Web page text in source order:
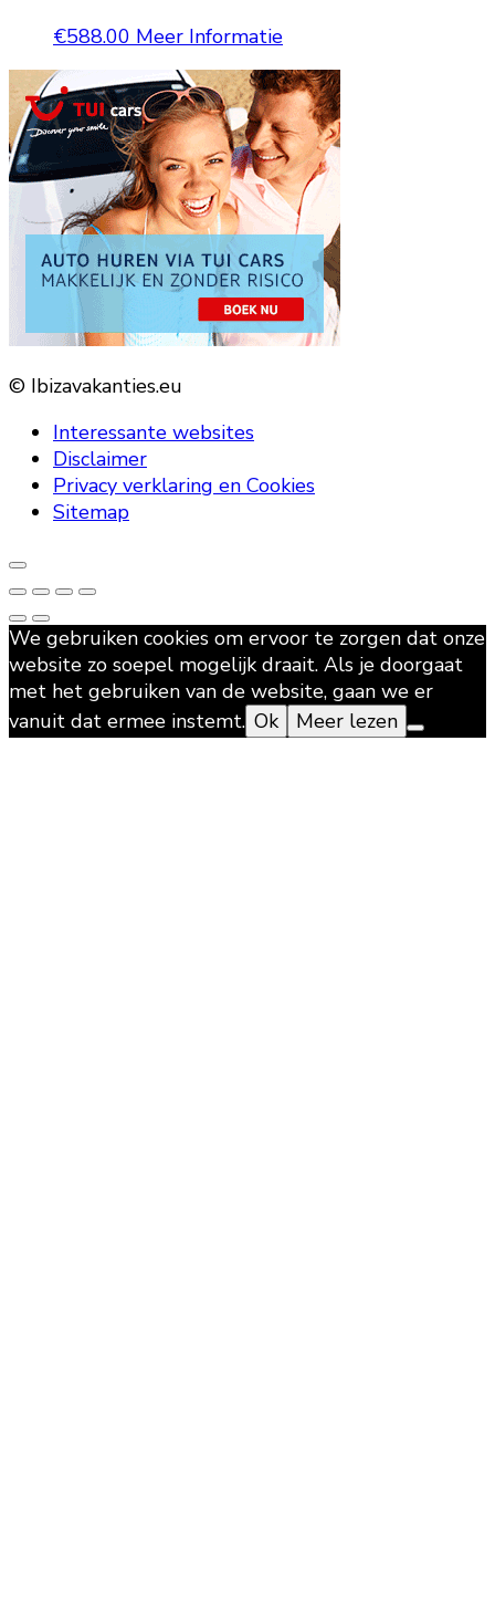
€588.00 Meer Informatie
© Ibizavakanties.eu
Interessante websites
Disclaimer
Privacy verklaring en Cookies
Sitemap
We gebruiken cookies om ervoor te zorgen dat onze
website zo soepel mogelijk draait. Als je doorgaat
met het gebruiken van de website, gaan we er
vanuit dat ermee instemt. Ok Meer lezen